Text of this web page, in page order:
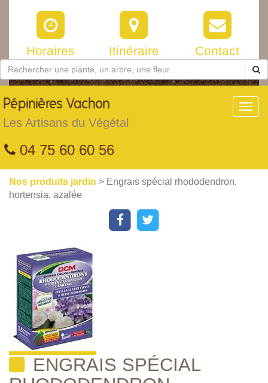
Horaires Itinéraire Contact
Pépinières Vachon
Les Artisans du Végétal
04 75 60 60 56
Nos produits jardin > Engrais spécial rhododendron,
hortensia, azalée
ENGRAIS SPÉCIAL